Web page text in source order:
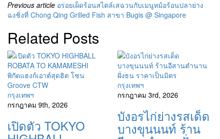
Previous article อร่อยเผ็ดร้อนสไตล์เสฉวนกับเมนูหม้อร้อนปลาย่าง
ฉงชิ่งที่ Chong Qing Grilled Fish สาขา Bugis @ Singapore
Related Posts
กรุงเทพฯ
กรกฎาคม 9th, 2026
เปิดตัว TOKYO
กรุงเทพฯ
กรกฎาคม 3rd, 2026
บังอรไก่ย่างรสเด็ด
บางขุนนนท์ ร้าน